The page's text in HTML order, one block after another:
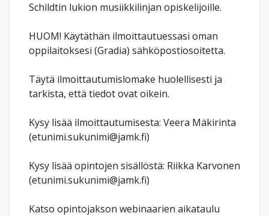
Schildtin lukion musiikkilinjan opiskelijoille.
HUOM! Käytäthän ilmoittautuessasi oman
oppilaitoksesi (Gradia) sähköpostiosoitetta.
Täytä ilmoittautumislomake huolellisesti ja
tarkista, että tiedot ovat oikein.
Kysy lisää ilmoittautumisesta: Veera Mäkirinta
(etunimi.sukunimi@jamk.fi)
Kysy lisää opintojen sisällöstä: Riikka Karvonen
(etunimi.sukunimi@jamk.fi)
Katso opintojakson webinaarien aikataulu